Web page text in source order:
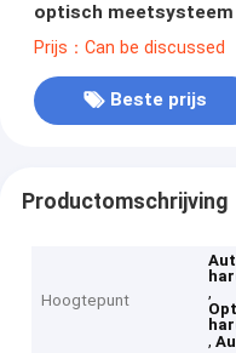
optisch meetsysteem
Prijs：Can be discussed
Beste prijs
Productomschrijving
Hoogtepunt
,
,